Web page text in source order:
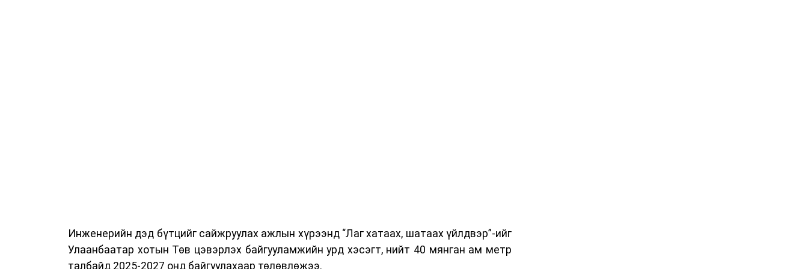
Уг сургалт нь COP17-ын үеэр зочид, төлөөлөгчдийн тээврийн үйлчилгээг аюулгүй,
шуурхай, зохион байгуулалттай явуулах, үйлчилгээний нэгдсэн стандарт, сахилга
Инженерийн дэд бүтцийг сайжруулах ажлын хүрээнд “Лаг хатаах, шатаах үйлдвэр”-ийг
Улаанбаатар хотын Төв цэвэрлэх байгууламжийн урд хэсэгт, нийт 40 мянган ам метр
талбайд 2025-2027 онд байгуулахаар төлөвлөжээ.